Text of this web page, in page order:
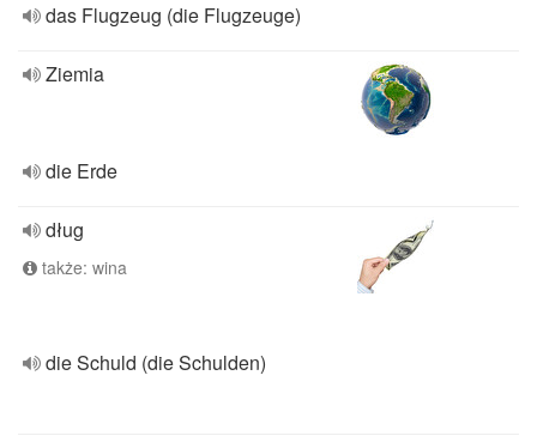
das Flugzeug (die Flugzeuge)
Ziemia
die Erde
dług
także: wina
die Schuld (die Schulden)